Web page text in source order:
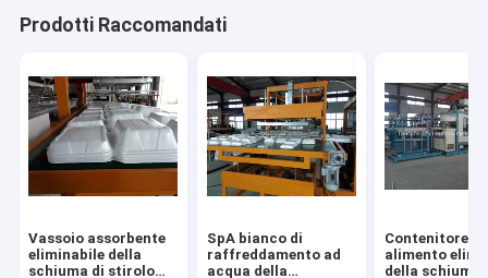
Prodotti Raccomandati
Vassoio assorbente
eliminabile della
schiuma di stirolo
SpA bianco di
raffreddamento ad
acqua della
Contenitore di
alimento
della schiuma